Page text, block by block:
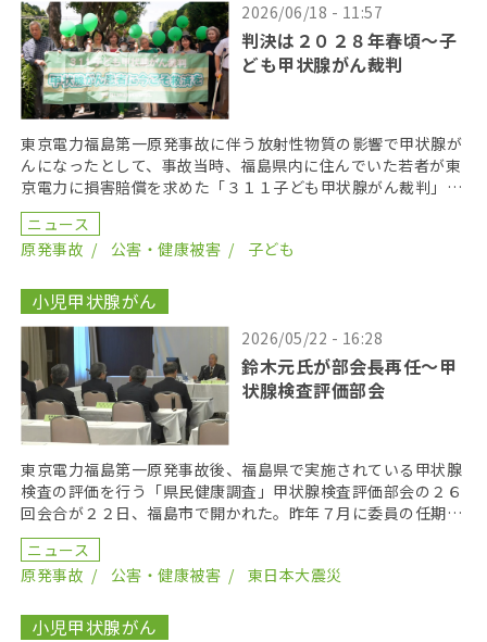
2026/06/18 - 11:57
判決は２０２８年春頃〜子
ども甲状腺がん裁判
東京電力福島第一原発事故に伴う放射性物質の影響で甲状腺が
んになったとして、事故当時、福島県内に住んでいた若者が東
京電力に損害賠償を求めた「３１１子ども甲状腺がん裁判」の
第１８回口頭弁論が２０２６年６月１７日に開かれた。裁 […]
ニュース
原発事故
公害・健康被害 子ども
小児甲状腺がん
2026/05/22 - 16:28
鈴木元氏が部会長再任〜甲
状腺検査評価部会
東京電力福島第一原発事故後、福島県で実施されている甲状腺
検査の評価を行う「県民健康調査」甲状腺検査評価部会の２６
回会合が２２日、福島市で開かれた。昨年７月に委員の任期を
終え、委員が改選されてから初の開催となり、鈴木元保内 […]
ニュース
原発事故
公害・健康被害 東日本大震災
小児甲状腺がん